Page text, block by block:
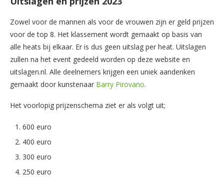
Zowel voor de mannen als voor de vrouwen zijn er geld prijzen
voor de top 8. Het klassement wordt gemaakt op basis van
alle heats bij elkaar. Er is dus geen uitslag per heat. Uitslagen
zullen na het event gedeeld worden op deze website en
uitslagen.nl. Alle deelnemers krijgen een uniek aandenken
gemaakt door kunstenaar Barry Pirovano.
Het voorlopig prijzenschema ziet er als volgt uit;
600 euro
400 euro
300 euro
250 euro